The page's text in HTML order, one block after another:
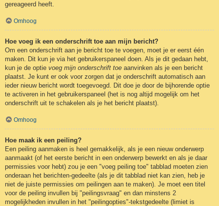
gereageerd heeft.
Omhoog
Hoe voeg ik een onderschrift toe aan mijn bericht?
Om een onderschrift aan je bericht toe te voegen, moet je er eerst één
maken. Dit kun je via het gebruikerspaneel doen. Als je dit gedaan hebt,
kun je de optie voeg mijn onderschrift toe aanvinken als je een bericht
plaatst. Je kunt er ook voor zorgen dat je onderschrift automatisch aan
ieder nieuw bericht wordt toegevoegd. Dit doe je door de bijhorende optie
te activeren in het gebruikerspaneel (het is nog altijd mogelijk om het
onderschrift uit te schakelen als je het bericht plaatst).
Omhoog
Hoe maak ik een peiling?
Een peiling aanmaken is heel gemakkelijk, als je een nieuw onderwerp
aanmaakt (of het eerste bericht in een onderwerp bewerkt en als je daar
permissies voor hebt) zou je een "voeg peiling toe" tabblad moeten zien
onderaan het berichten-gedeelte (als je dit tabblad niet kan zien, heb je
niet de juiste permissies om peilingen aan te maken). Je moet een titel
voor de peiling invullen bij "peilingsvraag" en dan minstens 2
mogelijkheden invullen in het "peilingopties"-tekstgedeelte (limiet is